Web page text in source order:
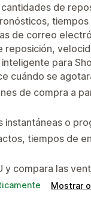
de
de correo
para
cuándo se
de compra a
o
tiempos de
y compara las
Mostrar